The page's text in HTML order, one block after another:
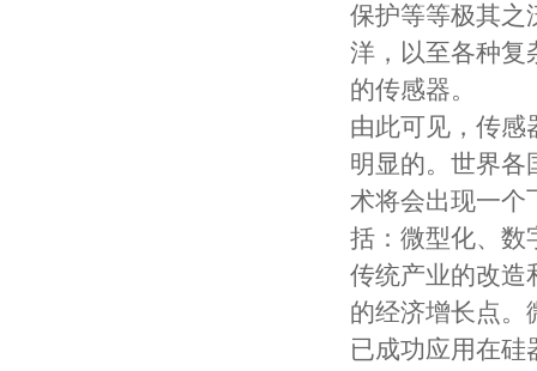
保护等等极其之
洋，以至各种复
的传感器。
由此可见，传感
明显的。世界各
术将会出现一个
括：微型化、数
传统产业的改造
的经济增长点。
已成功应用在硅